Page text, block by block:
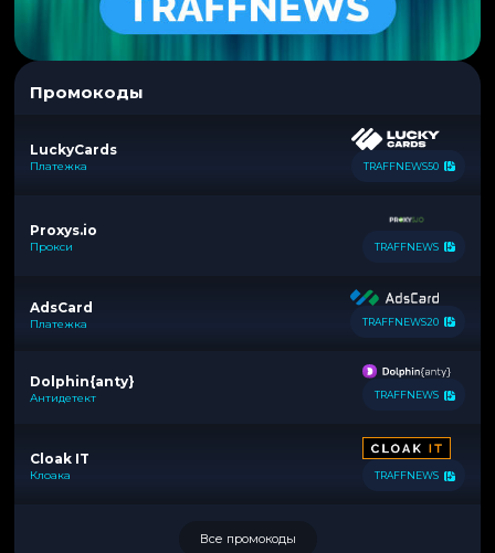
Промокоды
LuckyCards
Платежка TRAFFNEWS50
Proxys.io
Прокси TRAFFNEWS
AdsCard
Платежка TRAFFNEWS20
Dolphin{anty}
Антидетект TRAFFNEWS
Cloak IT
Клоака TRAFFNEWS
Все промокоды